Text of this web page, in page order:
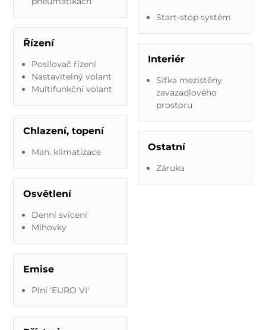
Řízení
Posilovač řízení
Nastavitelný volant
Multifunkční volant
Chlazení, topení
Man. klimatizace
Osvětlení
Denní svícení
Mlhovky
Emise
Plní 'EURO VI'
Start-stop systém
Interiér
Síťka mezistěny
zavazadlového
prostoru
Ostatní
Záruka